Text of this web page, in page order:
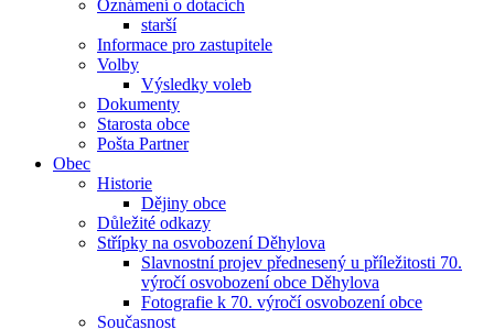
Oznámení o dotacích
starší
Informace pro zastupitele
Volby
Výsledky voleb
Dokumenty
Starosta obce
Pošta Partner
Obec
Historie
Dějiny obce
Důležité odkazy
Střípky na osvobození Děhylova
Slavnostní projev přednesený u příležitosti 70.
výročí osvobození obce Děhylova
Fotografie k 70. výročí osvobození obce
Současnost